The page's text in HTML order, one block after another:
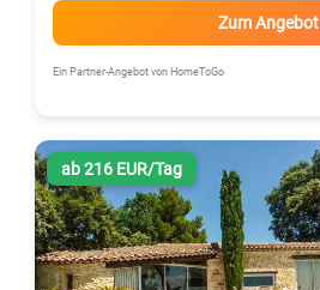
Zum Angebot
Ein Partner-Angebot von HomeToGo
ab 216 EUR/Tag